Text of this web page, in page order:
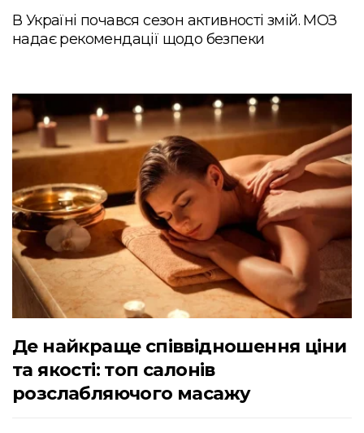
В Україні почався сезон активності змій. МОЗ
надає рекомендації щодо безпеки
Де найкраще співвідношення ціни
та якості: топ салонів
розслабляючого масажу